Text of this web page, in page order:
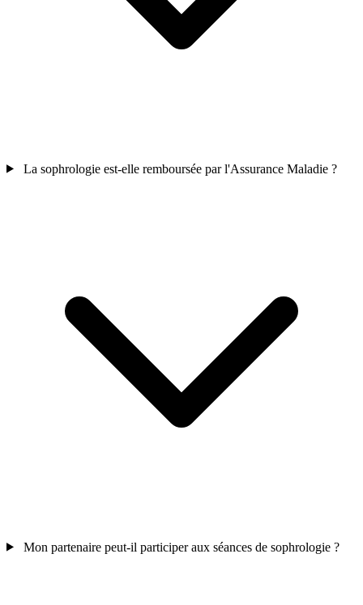
La sophrologie est-elle remboursée par l'Assurance Maladie ?
Mon partenaire peut-il participer aux séances de sophrologie ?